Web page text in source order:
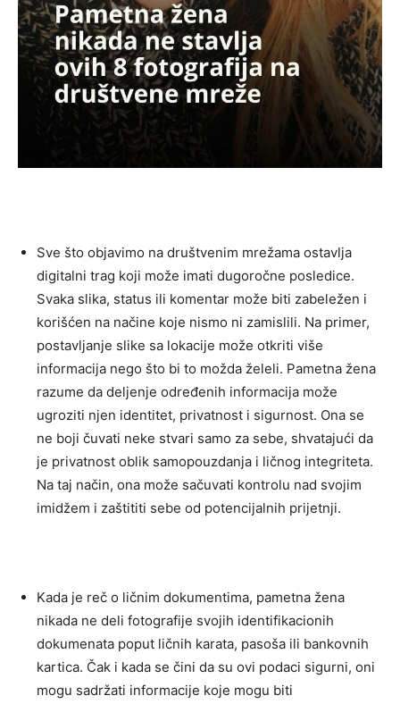
Sve što objavimo na društvenim mrežama ostavlja
digitalni trag koji može imati dugoročne posledice.
Svaka slika, status ili komentar može biti zabeležen i
korišćen na načine koje nismo ni zamislili. Na primer,
postavljanje slike sa lokacije može otkriti više
informacija nego što bi to možda želeli. Pametna žena
razume da deljenje određenih informacija može
ugroziti njen identitet, privatnost i sigurnost. Ona se
ne boji čuvati neke stvari samo za sebe, shvatajući da
je privatnost oblik samopouzdanja i ličnog integriteta.
Na taj način, ona može sačuvati kontrolu nad svojim
imidžem i zaštititi sebe od potencijalnih prijetnji.
Kada je reč o ličnim dokumentima, pametna žena
nikada ne deli fotografije svojih identifikacionih
dokumenata poput ličnih karata, pasoša ili bankovnih
kartica. Čak i kada se čini da su ovi podaci sigurni, oni
mogu sadržati informacije koje mogu biti